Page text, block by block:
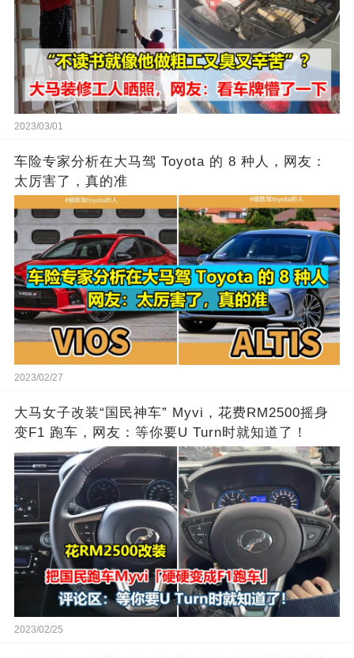
2023/03/01
车险专家分析在大马驾 Toyota 的 8 种人，网友：
太厉害了，真的准
2023/02/27
大马女子改装“国民神车” Myvi，花费RM2500摇身
变F1 跑车，网友：等你要U Turn时就知道了！
2023/02/25